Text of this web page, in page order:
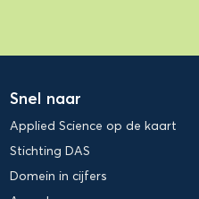
Snel naar
Applied Science op de kaart
Stichting DAS
Domein in cijfers